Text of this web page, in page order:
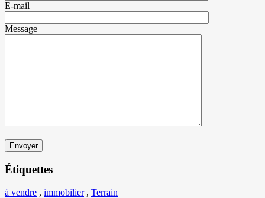
E-mail
Message
Étiquettes
à vendre , immobilier, Terrain